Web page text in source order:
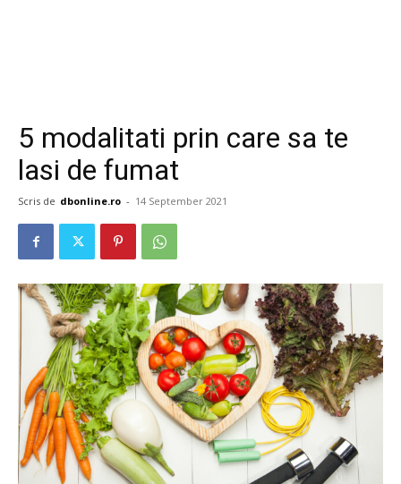
5 modalitati prin care sa te
lasi de fumat
Scris de dbonline.ro - 14 September 2021